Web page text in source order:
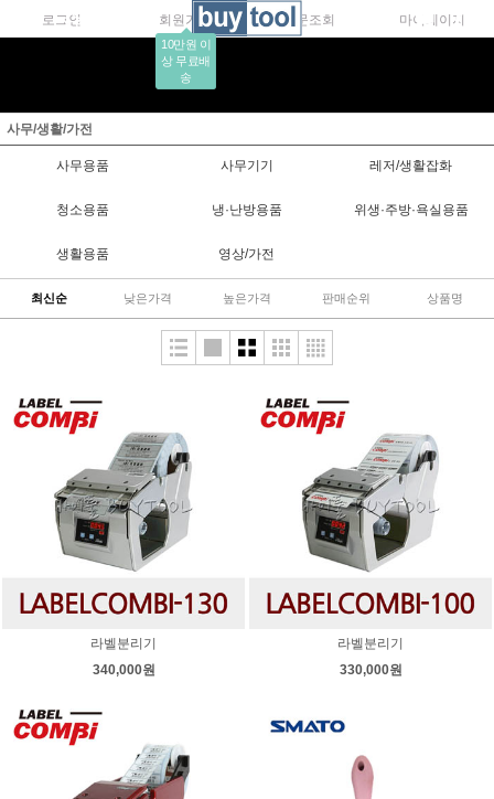
로그인 회원가입
10만원 이
상 무료배
송
주문조회 마이페이지
사무/생활/가전
사무용품 사무기기 레저/생활잡화
청소용품 냉·난방용품 위생·주방·욕실용품
생활용품 영상/가전
최신순 낮은가격 높은가격 판매순위 상품명
라벨분리기
340,000원
라벨분리기
330,000원